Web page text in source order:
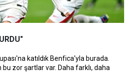
katıldık Benfica'yla burada.
zor şartlar var. Daha farklı, daha